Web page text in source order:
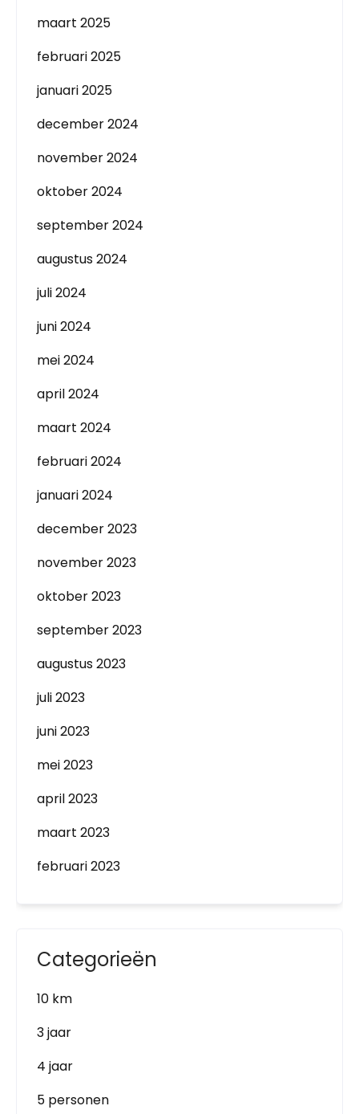
maart 2025
februari 2025
januari 2025
december 2024
november 2024
oktober 2024
september 2024
augustus 2024
juli 2024
juni 2024
mei 2024
april 2024
maart 2024
februari 2024
januari 2024
december 2023
november 2023
oktober 2023
september 2023
augustus 2023
juli 2023
juni 2023
mei 2023
april 2023
maart 2023
februari 2023
Categorieën
10 km
3 jaar
4 jaar
5 personen